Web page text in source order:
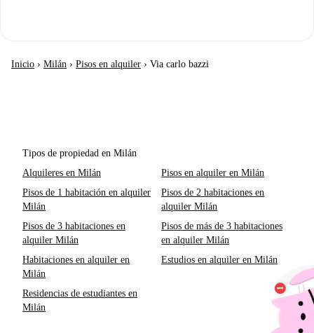
Inicio › Milán › Pisos en alquiler › Via carlo bazzi
Tipos de propiedad en Milán
Alquileres en Milán
Pisos en alquiler en Milán
Pisos de 1 habitación en alquiler
Milán
Pisos de 2 habitaciones en
alquiler Milán
Pisos de 3 habitaciones en
alquiler Milán
Pisos de más de 3 habitaciones
en alquiler Milán
Habitaciones en alquiler en
Milán
Estudios en alquiler en Milán
Residencias de estudiantes en
Milán